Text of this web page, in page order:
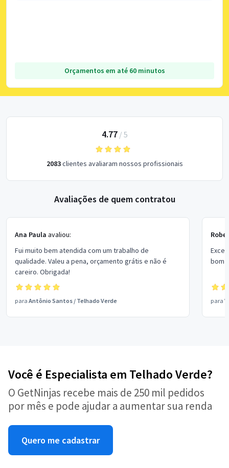
Orçamentos em até 60 minutos
4.77/ 5
2083clientes avaliaram nossos profissionais
Avaliações de quem contratou
Ana Paula avaliou:
Fui muito bem atendida com um trabalho de
qualidade. Valeu a pena, orçamento grátis e não é
careiro. Obrigada!
para Antônio Santos / Telhado Verde
bom
para
Você é Especialista em Telhado Verde?
O GetNinjas recebe mais de 250 mil pedidos
por mês e pode ajudar a aumentar sua renda
Quero me cadastrar